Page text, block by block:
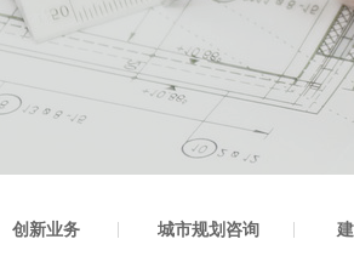
创新业务 城市规划咨询